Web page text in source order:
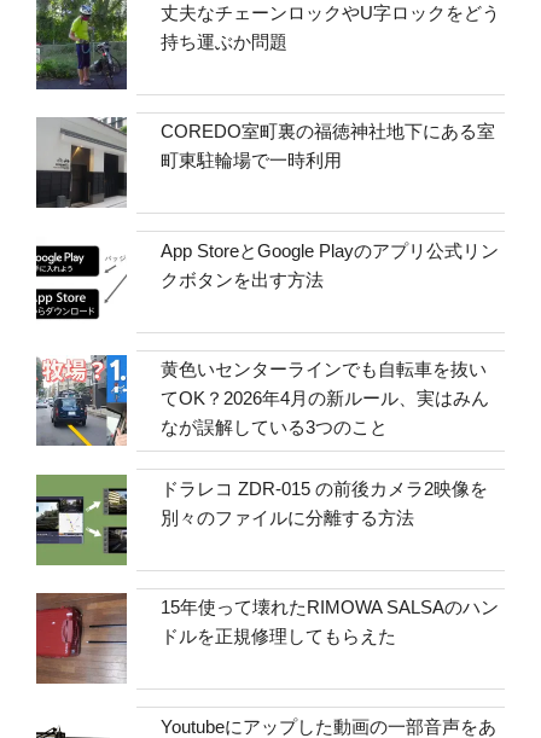
丈夫なチェーンロックやU字ロックをどう
持ち運ぶか問題
COREDO室町裏の福徳神社地下にある室
町東駐輪場で一時利用
App StoreとGoogle Playのアプリ公式リン
クボタンを出す方法
黄色いセンターラインでも自転車を抜い
てOK？2026年4月の新ルール、実はみん
なが誤解している3つのこと
ドラレコ ZDR-015 の前後カメラ2映像を
別々のファイルに分離する方法
15年使って壊れたRIMOWA SALSAのハン
ドルを正規修理してもらえた
Youtubeにアップした動画の一部音声をあ